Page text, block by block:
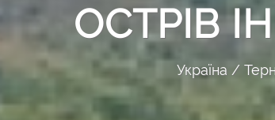
ОСТРІВ
Україна